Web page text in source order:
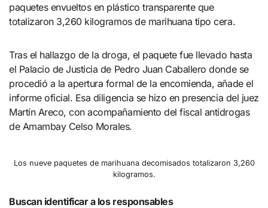
paquetes envueltos en plástico transparente que
totalizaron 3,260 kilogramos de marihuana tipo cera.
Tras el hallazgo de la droga, el paquete fue llevado hasta
el Palacio de Justicia de Pedro Juan Caballero donde se
procedió a la apertura formal de la encomienda, añade el
informe oficial. Esa diligencia se hizo en presencia del juez
Martín Areco, con acompañamiento del fiscal antidrogas
de Amambay Celso Morales.
Los nueve paquetes de marihuana decomisados totalizaron 3,260
kilogramos.
Buscan identificar a los responsables